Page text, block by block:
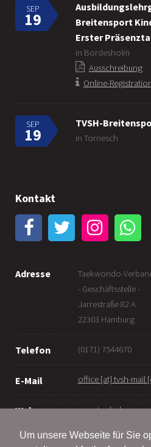
Um unsere Webseite für Sie
SEP
19
Breitensport
Erster
in Bordesholm
Ausschreibung
Online-
SEP
19
TVSH-
in Tornesch
Kontakt
Adresse
Taekwondo-
- Geschäftsstelle -
Jarrestraße 82 A
22303 Hamburg
Telefon (0171) 7544670
E-Mail office [at] tvsh-mail
Web www.tv-sh.de